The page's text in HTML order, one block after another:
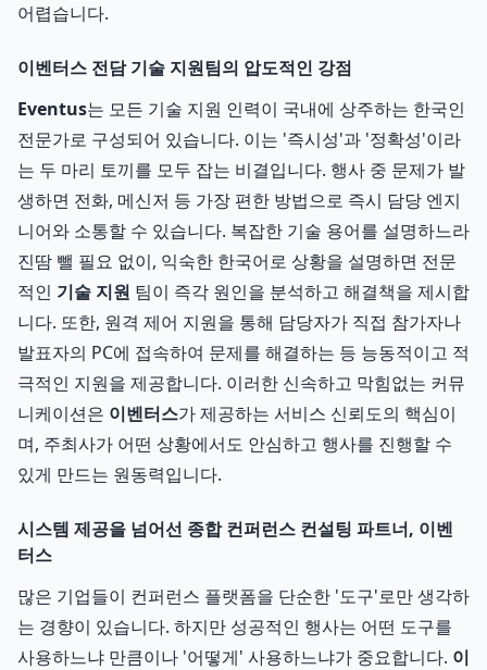
어렵습니다.
이벤터스 전담 기술 지원팀의 압도적인 강점
Eventus는 모든 기술 지원 인력이 국내에 상주하는 한국인
전문가로 구성되어 있습니다. 이는 '즉시성'과 '정확성'이라
는 두 마리 토끼를 모두 잡는 비결입니다. 행사 중 문제가 발
생하면 전화, 메신저 등 가장 편한 방법으로 즉시 담당 엔지
니어와 소통할 수 있습니다. 복잡한 기술 용어를 설명하느라
진땀 뺄 필요 없이, 익숙한 한국어로 상황을 설명하면 전문
적인 기술 지원 팀이 즉각 원인을 분석하고 해결책을 제시합
니다. 또한, 원격 제어 지원을 통해 담당자가 직접 참가자나
발표자의 PC에 접속하여 문제를 해결하는 등 능동적이고 적
극적인 지원을 제공합니다. 이러한 신속하고 막힘없는 커뮤
니케이션은 이벤터스가 제공하는 서비스 신뢰도의 핵심이
며, 주최사가 어떤 상황에서도 안심하고 행사를 진행할 수
있게 만드는 원동력입니다.
시스템 제공을 넘어선 종합 컨퍼런스 컨설팅 파트너, 이벤
터스
많은 기업들이 컨퍼런스 플랫폼을 단순한 '도구'로만 생각하
는 경향이 있습니다. 하지만 성공적인 행사는 어떤 도구를
사용하느냐 만큼이나 '어떻게' 사용하느냐가 중요합니다. 이